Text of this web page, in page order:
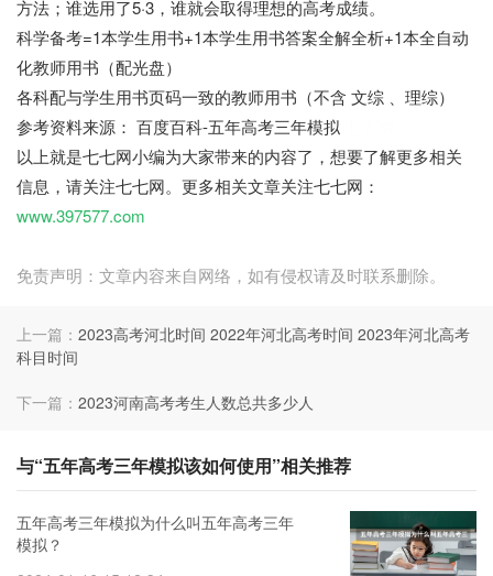
方法；谁选用了5·3，谁就会取得理想的高考成绩。
科学备考=1本学生用书+1本学生用书答案全解全析+1本全自动
化教师用书（配光盘）
各科配与学生用书页码一致的教师用书（不含 文综 、理综）
参考资料来源： 百度百科-五年高考三年模拟
以上就是七七网小编为大家带来的内容了，想要了解更多相关
信息，请关注七七网。更多相关文章关注七七网：
www.397577.com
免责声明：文章内容来自网络，如有侵权请及时联系删除。
上一篇： 2023高考河北时间 2022年河北高考时间 2023年河北高考
科目时间
下一篇： 2023河南高考考生人数总共多少人
与“五年高考三年模拟该如何使用”相关推荐
五年高考三年模拟为什么叫五年高考三年
模拟？